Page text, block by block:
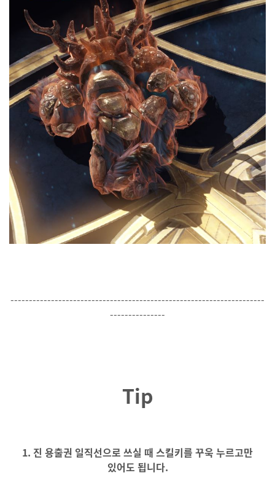
---------------------------------------------------------------------
---------------
Tip
1. 진 용출권 일직선으로 쓰실 때 스킬키를 꾸욱 누르고만
있어도 됩니다.